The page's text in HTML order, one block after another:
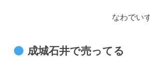
なわでい
成城石井で売ってる